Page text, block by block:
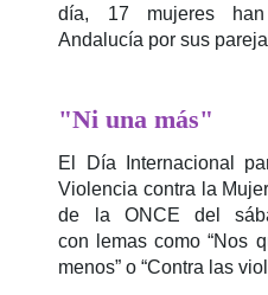
día, 17 mujeres
Andalucía por sus
"Ni una más"
El Día Internacional
Violencia contra la
de la ONCE del
con lemas como “Nos
menos” o “Contra las